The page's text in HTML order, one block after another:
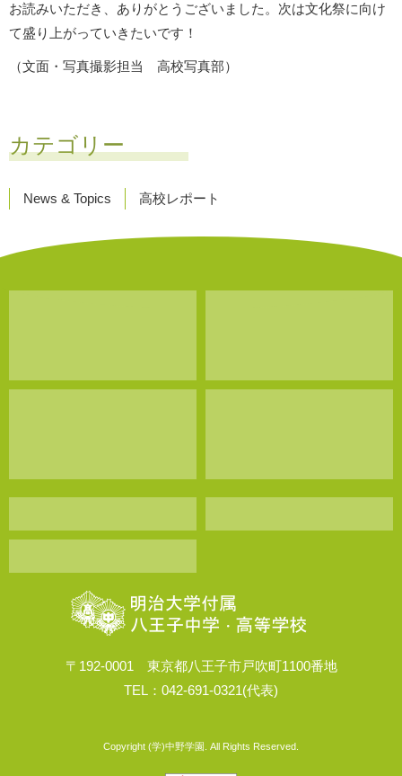
お読みいただき、ありがとうございました。次は文化祭に向け
て盛り上がっていきたいです！
（文面・写真撮影担当 高校写真部）
カテゴリー
News & Topics 高校レポート
〒192-0001 東京都八王子市戸吹町1100番地
TEL：042-691-0321(代表)
Copyright (学)中野学園. All Rights Reserved.